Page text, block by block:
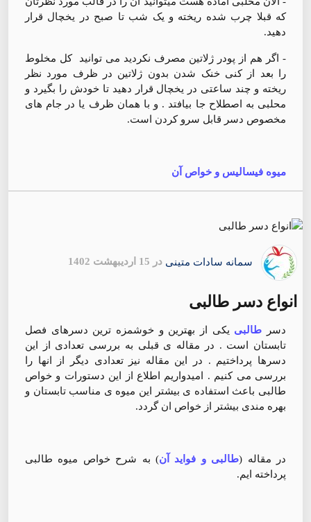
که قبلا چرب شده ریخته و یک شب تا صبح در یخچال قرار
دهید.
- اگر هم از پودر ژلاتین مصرف نکردید می توانید کل مخلوط
را بعد از کنی خنک شدن بدون ژلاتین در ظرف مورد نظر
ریخته و چند ساعتی در یخچال قرار دهید تا خودش را بگیرد و
محلبی به اصطلاح جا بیافتد . و با همان ظرف یا در جام های
مخصوص دسر قابل سرو کردن است.
میوه فیسالیس و خواص آن
سمانه سادات متینی در 15 اردیبهشت 1402
انواع دسر طالبی
دسر طالبی یکی از بهترین و خوشمزه ترین دسرهای فصل
تابستان است . در مقاله ی قبلی به بررسی تعدادی از این
دسرها پرداختیم . در این مقاله نیز تعدادی دیگر از انها را
بررسی می کنیم . امیدواریم اطلاع از این دستورات و خواص
طالبی باعث استفاده ی بیشتر این میوه ی مناسب تابستان و
بهره مندی بیشتر از خواص ان گردد.
در مقاله (طالبی و فواید آن) به شرح خواص میوه طالبی
پرداخته ایم.